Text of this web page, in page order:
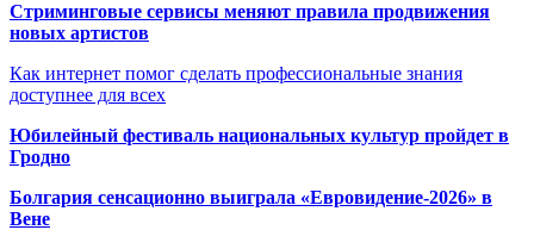
Стриминговые сервисы меняют правила продвижения
новых артистов
Как интернет помог сделать профессиональные знания
доступнее для всех
Юбилейный фестиваль национальных культур пройдет в
Гродно
Болгария сенсационно выиграла «Евровидение-2026» в
Вене